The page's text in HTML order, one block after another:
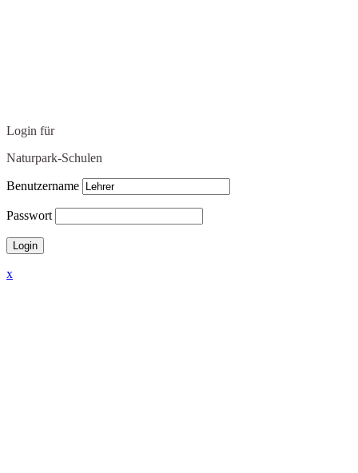
Login für
Naturpark-Schulen
Benutzername
Passwort
x